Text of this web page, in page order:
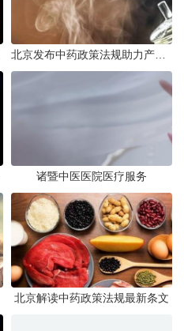
诸暨中医医院医疗服务
北京解读中药政策法规最新条文